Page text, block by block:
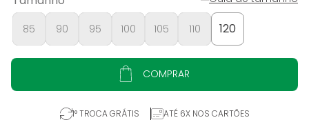
85 90 95 100 105 110 120
COMPRAR
1° TROCA GRÁTIS ATÉ 6X NOS CARTÕES